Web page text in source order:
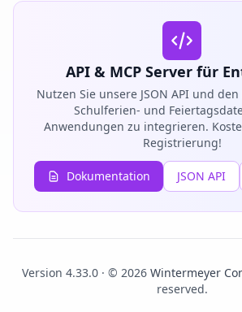
API & MCP Server für
Nutzen Sie unsere JSON API und den
Schulferien- und
Anwendungen zu integrieren.
Registrierung!
Dokumentation JSON API
Version 4.33.0 · © 2026 Wintermeyer
reserved.